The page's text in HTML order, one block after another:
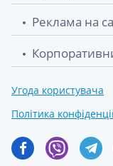
Реклама на
Угода користувача
Політика